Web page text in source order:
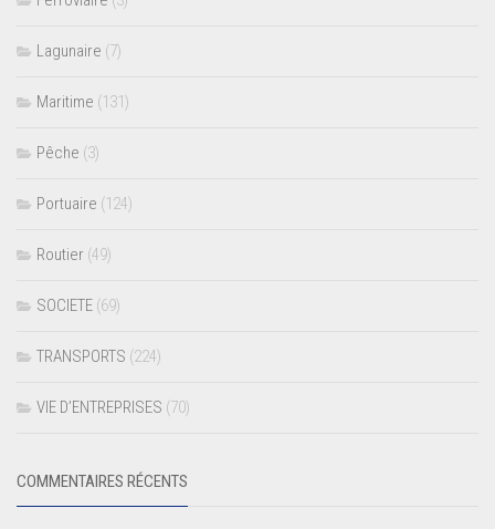
Lagunaire (7)
Maritime (131)
Pêche (3)
Portuaire (124)
Routier (49)
SOCIETE (69)
TRANSPORTS (224)
VIE D’ENTREPRISES (70)
COMMENTAIRES RÉCENTS